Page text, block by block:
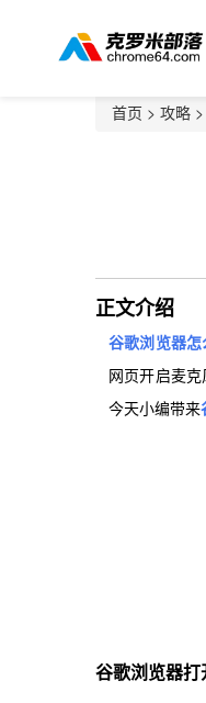
首页 > 攻略 >
正文介绍
谷歌浏览器怎
网页开启麦
今天小编带来
谷歌浏览器